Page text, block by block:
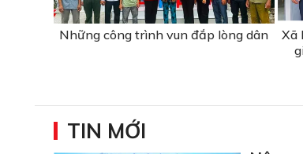
Những công trình vun đắp lòng dân
Xã
TIN MỚI